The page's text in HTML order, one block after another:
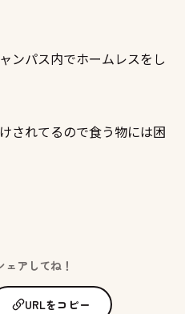
ンパス内でホームレスをし
されてるので食う物には困
ェアしてね！
URLをコピー